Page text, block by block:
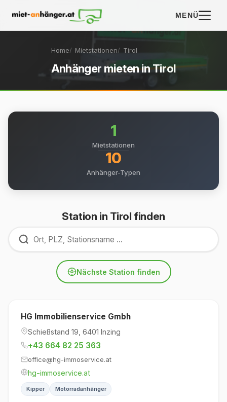
MENÜ
Home Mietstationen Tirol
Anhänger mieten in Tirol
1
Mietstationen
10
Anhänger-Typen
Station in Tirol finden
Nächste Station finden
HG Immobilienservice Gmbh
Schießstand 19, 6401 Inzing
+43 664 82 25 363
office@hg-immoservice.at
hg-immoservice.at
Kipper Motorradanhänger